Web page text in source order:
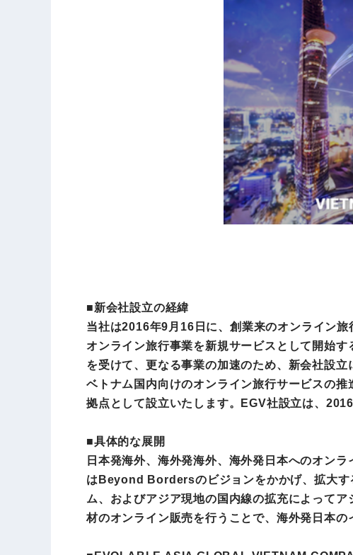
AI
町家
事業
■新会社設立の経緯
当社は2016年9月16日に、創業来のオンライン
オンライン旅行事業を新規サービスとして開始
を受けて、更なる事業の加速のため、新会社設立
ベトナム国内向けのオンライン旅行サービスの
拠点として設立いたします。EGV社設立は、
■具体的な展開
日本発海外、海外発海外、海外発日本へのオン
はBeyond Bordersのビジョンをかかげ、拡大す
ム、およびアジア現地の国内線の拡充によって
材のオンライン販売を行うことで、海外発日本の